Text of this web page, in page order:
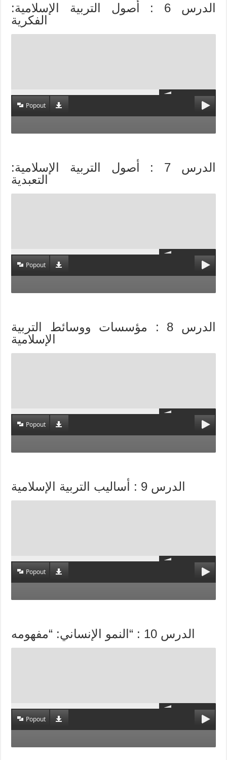
الدرس 6 : أصول التربية الإسلامية:
الفكرية
Popout
الدرس 7 : أصول التربية الإسلامية:
التعبدية
Popout
الدرس 8 : مؤسسات ووسائط التربية
الإسلامية
Popout
الدرس 9 : أساليب التربية الإسلامية
Popout
الدرس 10 : “النمو الإنساني: “مفهومه
Popout